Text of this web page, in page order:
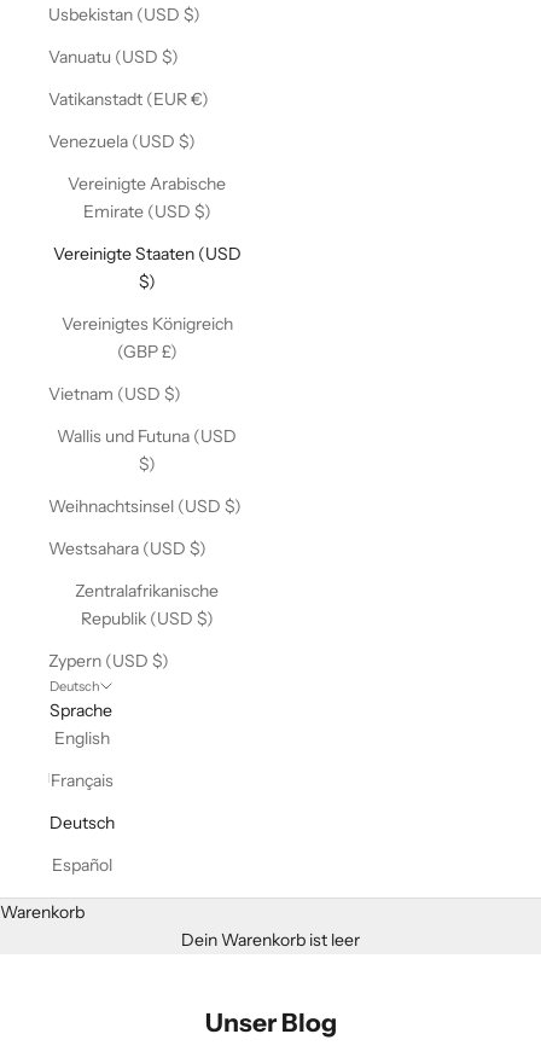
Usbekistan (USD $)
Vanuatu (USD $)
Vatikanstadt (EUR €)
Venezuela (USD $)
Vereinigte Arabische
Emirate (USD $)
Vereinigte Staaten (USD
$)
Vereinigtes Königreich
(GBP £)
Vietnam (USD $)
Wallis und Futuna (USD
$)
Weihnachtsinsel (USD $)
Westsahara (USD $)
Zentralafrikanische
Republik (USD $)
Zypern (USD $)
Deutsch
Sprache
English
Français
Deutsch
Español
Warenkorb
Dein Warenkorb ist leer
Unser Blog